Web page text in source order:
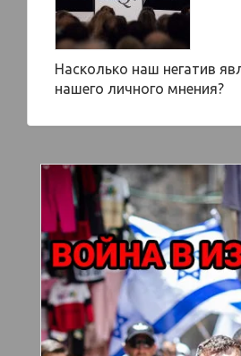
Насколько наш негатив
нашего личного мнения?